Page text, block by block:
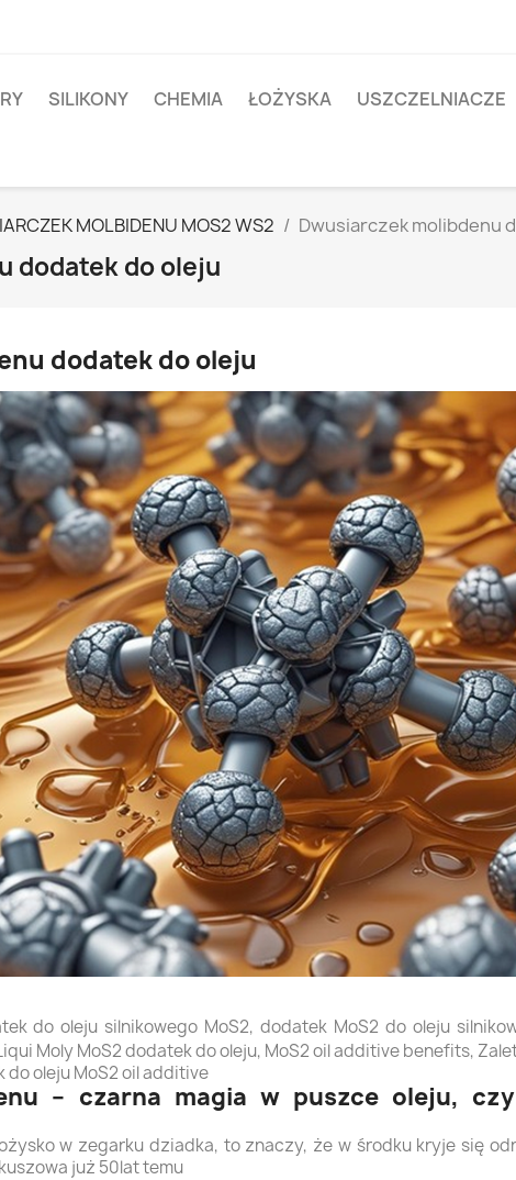
SILIKONY CHEMIA ŁOŻYSKA USZCZELNIACZE
MOLBIDENU MOS2 WS2 Dwusiarczek molibdenu
dodatek do oleju
dodatek do oleju
do oleju silnikowego MoS2, dodatek MoS2 do oleju
Moly MoS2 dodatek do oleju, MoS2 oil additive benefits,
oleju MoS2 oil additive
– czarna magia w puszce oleju,
w zegarku dziadka, to znaczy, że w środku kryje się
już 50lat temu